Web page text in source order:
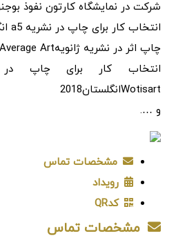
شرکت در نمایشگاه کارتون نفوذ
انتخاب کار برای چاپ در نشریه a5 انگلستان2017
چاپ اثر در نشریه ژانویهAverage Art انگلستان2018
انتخاب کار برای چاپ در
Wotisartانگلستان2018
و ….
مشخصات تماس
رویداد
کدQR
مشخصات تماس